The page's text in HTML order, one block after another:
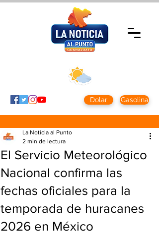
Dolar Gasolina
El Servicio Meteorológico
Nacional confirma las
fechas oficiales para la
temporada de huracanes
2026 en México
La Noticia al Punto
2 min de lectura